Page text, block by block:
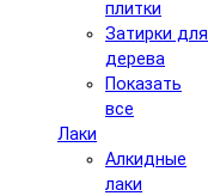
плитки
Затирки для
дерева
Показать
все
Лаки
Алкидные
лаки